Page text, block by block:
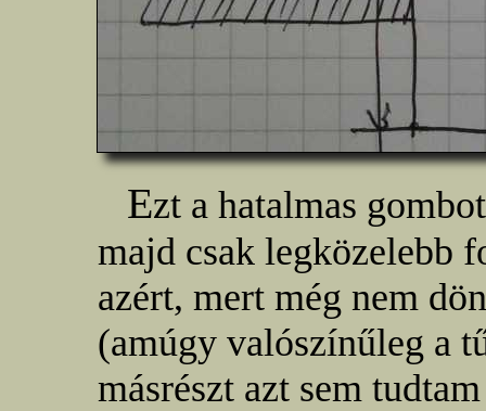
Ezt a hatalmas
majd csak legközelebb
azért, mert még nem
(amúgy valószínűleg a
másrészt azt sem